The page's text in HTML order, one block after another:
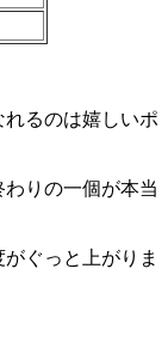
るのは嬉しいポ
りの一個が本当
ぐっと上がりま